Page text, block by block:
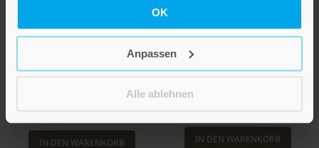
OK
Anpassen
Alle ablehnen
Christine Rankl
So beruhige ich mein
Baby
IN DEN WARENKORB
C.G. Jung
Von Gut und Böse
Weisheiten und Einsichten
IN DEN WARENKORB